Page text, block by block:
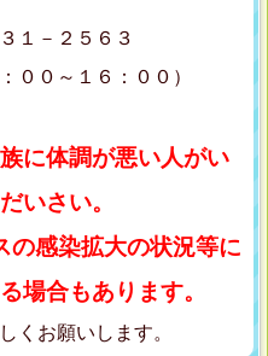
１－２５６３
００～１６：００）
に体調が悪い人がい
いさい。
の感染拡大の状況等に
場合もあります。
くお願いします。